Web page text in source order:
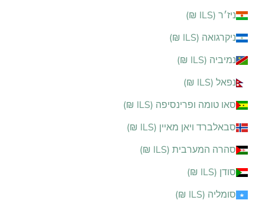
ניז׳ר (ILS ₪)
ניקרגואה (ILS ₪)
נמיביה (ILS ₪)
נפאל (ILS ₪)
סאו טומה ופרינסיפה (ILS ₪)
סבאלברד ויאן מאיין (ILS ₪)
סהרה המערבית (ILS ₪)
סודן (ILS ₪)
סומליה (ILS ₪)